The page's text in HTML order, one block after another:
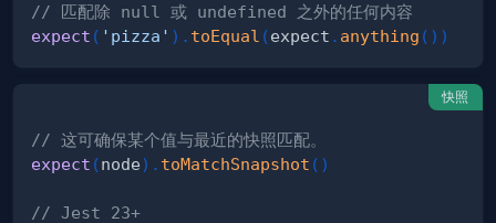
// 匹配除 null 或 undefined 之外的任何内容
expect ( 'pizza' ) . toEqual (expect . anything ( ) )
快照
// 这可确保某个值与最近的快照匹配。
expect (node) . toMatchSnapshot ( )
// Jest 23+